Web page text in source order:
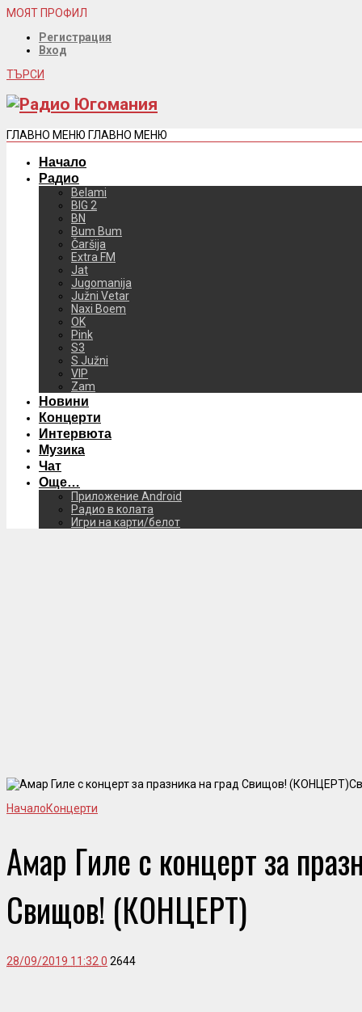
МОЯТ ПРОФИЛ
Регистрация
Вход
ТЪРСИ
ГЛАВНО МЕНЮ ГЛАВНО МЕНЮ
Начало
Радио
Belami
BIG 2
BN
Bum Bum
Čaršija
Extra FM
Jat
Jugomanija
Južni Vetar
Naxi Boem
OK
Pink
S3
S Južni
VIP
Zam
Новини
Концерти
Интервюта
Музика
Чат
Още…
Приложение Android
Радио в колата
Игри на карти/белот
НачалоКонцерти
Амар Гиле с концерт за
Свищов! (КОНЦЕРТ)
28/09/2019 11:320 2644